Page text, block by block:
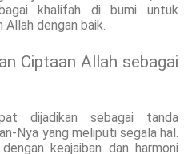
khalifah di bumi untuk
dengan baik.
Ciptaan Allah sebagai
dijadikan sebagai tanda
Nya yang meliputi segala hal.
keajaiban dan harmoni